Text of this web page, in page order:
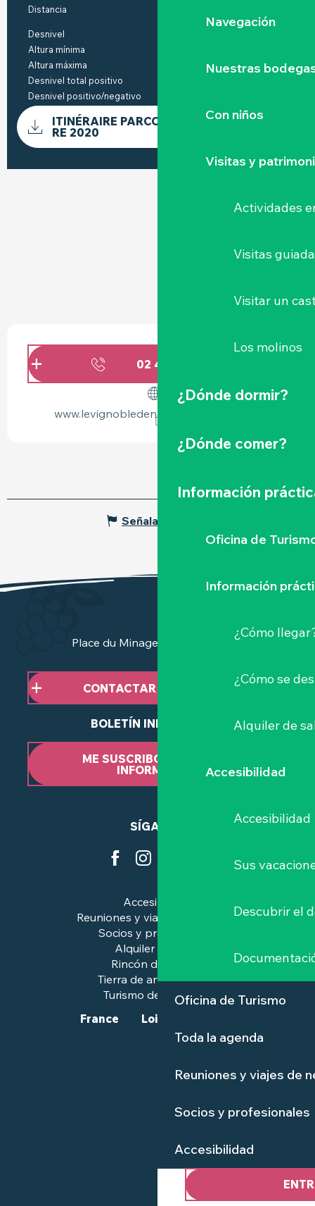
Navegación
Nuestras
Con niños
Visitas y
Actividades
Visitas
Visitar un
Los molinos
¿Dónde dormir?
¿Dónde comer?
Información
Oficina de
Información
¿Cómo
¿Cómo se
Alquiler de
Accesibilidad
Accesibilidad
Sus
Descubrir el
Oficina de Turismo
Toda la agenda
Reuniones y viajes de
Socios y profesionales
Accesibilidad
Distancia
Desnivel
Altura mínima
Altura máxima 9 m
Desnivel total positivo
Desnivel positivo/negativo
DOCUMENTACIÓN
ITINÉRAIRE PARCOURS BALUDIK LOI
RE 2020
02 40 54 02
www.levignobledenantes-tourisme.com
Señalar un error
Place du Minage - 44190 Clisson
CONTACTAR CON NOSOTROS
BOLETÍN INFORMATIVO
ME SUSCRIBO AL BOLETÍN
INFORMATIVO
SÍGANOS
Accesibilidad
Reuniones y viajes de negocios
Socios y profesionales
Alquiler de salas
Rincón de prensa
Tierra de arte e historia
Turismo de calidad™.
France
Loire-Atlantique